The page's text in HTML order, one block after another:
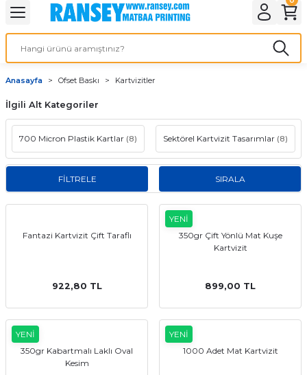
Geri Dön
Geri Dön
Geri Dön
Geri Dön
Ürünleri
Geri Dön
Geri Dön
Geri Dön
Anasayfa Ofset Baskı Kartvizitler
İlgili Alt Kategoriler
700 Micron Plastik Kartlar (8) Sektörel Kartvizit Tasarımlar (8)
FİLTRELE SIRALA
Fantazi Kartvizit Çift Taraflı
922,80 TL
YENİ
350gr Çift Yönlü Mat Kuşe
Kartvizit
899,00 TL
YENİ
350gr Kabartmalı Laklı Oval
Kesim
YENİ
1000 Adet Mat Kartvizit